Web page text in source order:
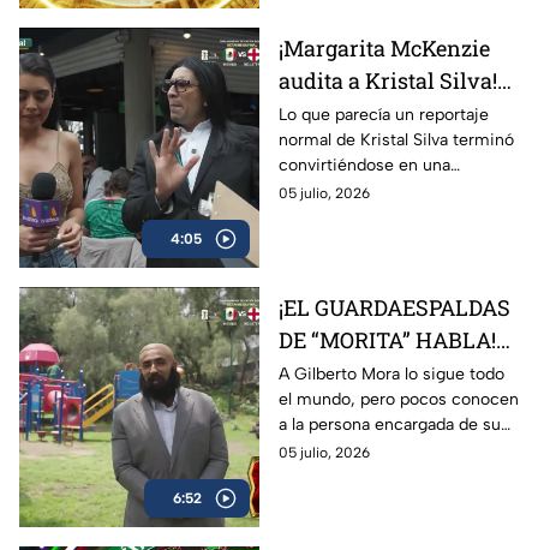
4:05
¡Margarita McKenzie
audita a Kristal Silva!
La misión termina en
un caos total
Lo que parecía un reportaje
normal de Kristal Silva terminó
convirtiéndose en una
auténtica locura cuando
05 julio, 2026
6:52
¡EL GUARDAESPALDAS
DE “MORITA” HABLA!
La misión secreta
detrás de la joya
mexicana
A Gilberto Mora lo sigue todo
el mundo, pero pocos conocen
a la persona encargada de su
seguridad. En El Capitorreo,
05 julio, 2026